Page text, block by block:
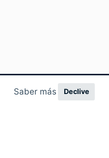
Saber más Declive